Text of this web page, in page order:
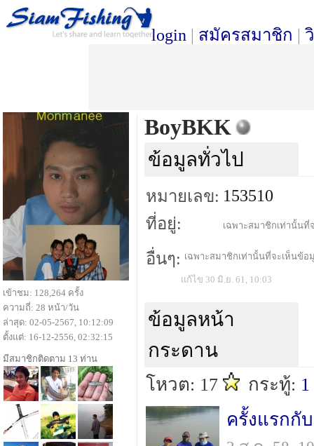
login | สมัครสมาชิก |
BoyBKK
ข้อมูลทั่วไป
หมายเลข: 153510
ที่อยู่:
เฉพาะสมาชิกเท่านั้นที่
อื่นๆ: เฉพาะสมาชิกเท่านั้นที่จะเห็นข้อ
แก้ไข 30 มิ.ย. 61, 10:03
ข้อมูลหน้า
กระดาน
โหวต: 17 กระทู้: 1
ครั้งแรกกั
เข้าชม: 128,264 ครั้ง
ความถี่: 28 หน้า/วัน
ล่าสุด: 02-05-2567, 10:12:09
ตั้งแต่: 16-12-2556, 02:32:15
มีสมาชิกติดตาม 13 ท่าน